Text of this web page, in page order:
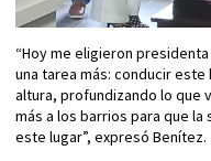
“Hoy me eligieron
una tarea más: conducir este
altura, profundizando lo que
más a los barrios para que
este lugar”, expresó Benítez.